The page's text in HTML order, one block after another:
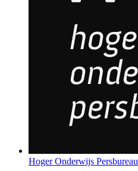
Hoger Onderwijs Persbureau